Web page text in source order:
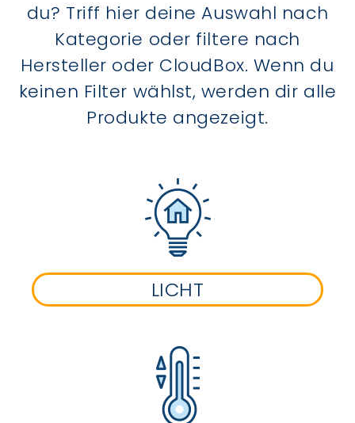
du? Triff hier deine Auswahl nach
Kategorie oder filtere nach
Hersteller oder CloudBox. Wenn du
keinen Filter wählst, werden dir alle
Produkte angezeigt.
LICHT